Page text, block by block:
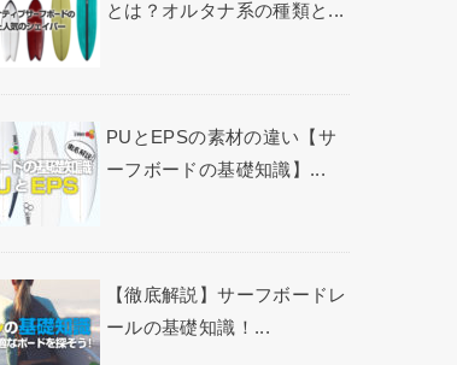
とは？オルタナ系の種類と...
PUとEPSの素材の違い【サ
ーフボードの基礎知識】...
【徹底解説】サーフボードレ
ールの基礎知識！...